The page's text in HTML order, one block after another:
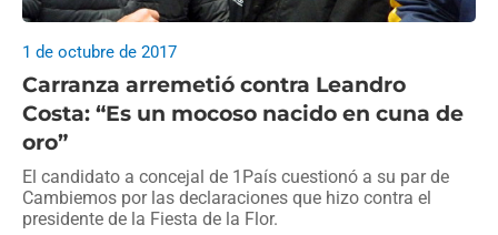
Carranza arremetió contra Leandro
Costa: “Es un mocoso nacido en cuna de
oro”
1 de octubre de 2017
El candidato a concejal de 1País cuestionó a su par de
Cambiemos por las declaraciones que hizo contra el
presidente de la Fiesta de la Flor.